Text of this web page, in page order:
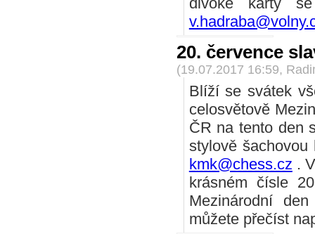
20. července
(19.07.2017 16:59,
Blíží se svátek
celosvětově
ČR na tento den
stylově
kmk@chess.cz .
krásném čísle
Mezinárodní
můžete přečíst